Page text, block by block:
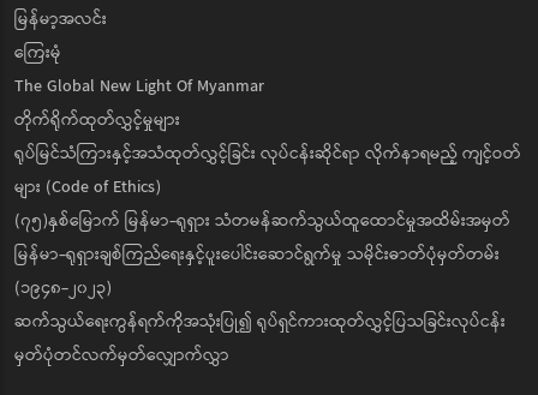
မြန်မာ့အလင်း
ကြေးမုံ
The Global New Light Of Myanmar
တိုက်ရိုက်ထုတ်လွှင့်မှုများ
ရုပ်မြင်သံကြားနှင့်အသံထုတ်လွှင့်ခြင်း လုပ်ငန်းဆိုင်ရာ လိုက်နာရမည့် ကျင့်ဝတ်
များ (Code of Ethics)
(၇၅)နှစ်မြောက် မြန်မာ-ရုရှား သံတမန်ဆက်သွယ်ထူထောင်မှုအထိမ်းအမှတ်
မြန်မာ-ရုရှားချစ်ကြည်ရေးနှင့်ပူးပေါင်းဆောင်ရွက်မှု သမိုင်းဓာတ်ပုံမှတ်တမ်း
(၁၉၄၈-၂၀၂၃)
ဆက်သွယ်ရေးကွန်ရက်ကိုအသုံးပြု၍ ရုပ်ရှင်ကားထုတ်လွှင့်ပြသခြင်းလုပ်ငန်း
မှတ်ပုံတင်လက်မှတ်လျှောက်လွှာ